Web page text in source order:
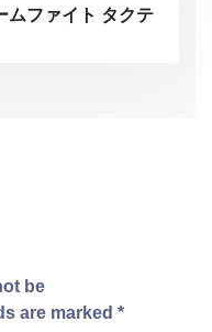
ファイト タクテ
be
are marked *